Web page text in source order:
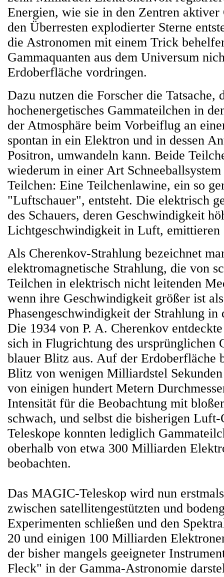
Energien, wie sie in den Zentren
den Überresten explodierter Sterne
die Astronomen mit einem Trick
Gammaquanten aus dem Universum
Erdoberfläche vordringen.
Dazu nutzen die Forscher die Tatsache,
hochenergetisches Gammateilchen in
der Atmosphäre beim Vorbeiflug an
spontan in ein Elektron und in dessen
Positron, umwandeln kann. Beide
wiederum in einer Art
Teilchen: Eine Teilchenlawine, ein so
"Luftschauer", entsteht. Die elektrisch
des Schauers, deren Geschwindigkeit
Lichtgeschwindigkeit in Luft,
Als Cherenkov-Strahlung bezeichnet
elektromagnetische Strahlung, die von
Teilchen in elektrisch nicht leitenden
wenn ihre Geschwindigkeit größer ist
Phasengeschwindigkeit der Strahlung in
Die 1934 von P. A. Cherenkov
sich in Flugrichtung des ursprünglichen
blauer Blitz aus. Auf der Erdoberfläche
Blitz von wenigen Milliardstel
von einigen hundert Metern
Intensität für die Beobachtung mit
schwach, und selbst die bisherigen
Teleskope konnten lediglich
oberhalb von etwa 300 Milliarden
beobachten.
Das MAGIC-Teleskop wird nun
zwischen satellitengestützten und
Experimenten schließen und den
20 und einigen 100 Milliarden
der bisher mangels geeigneter
Fleck" in der Gamma-Astronomie